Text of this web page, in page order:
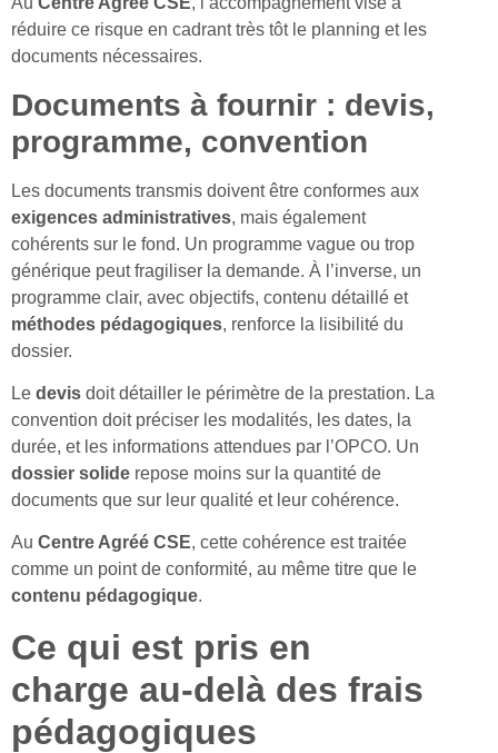
réduire ce risque en cadrant très tôt le planning et les
documents nécessaires.
Documents à fournir : devis,
programme, convention
Les documents transmis doivent être conformes aux
exigences administratives, mais également
cohérents sur le fond. Un programme vague ou trop
générique peut fragiliser la demande. À l’inverse, un
programme clair, avec objectifs, contenu détaillé et
méthodes pédagogiques, renforce la lisibilité du
dossier.
Le devis doit détailler le périmètre de la prestation. La
convention doit préciser les modalités, les dates, la
durée, et les informations attendues par l’OPCO. Un
dossier solide repose moins sur la quantité de
documents que sur leur qualité et leur cohérence.
Au Centre Agréé CSE, cette cohérence est traitée
comme un point de conformité, au même titre que le
contenu pédagogique.
Ce qui est pris en
charge au-delà des frais
pédagogiques